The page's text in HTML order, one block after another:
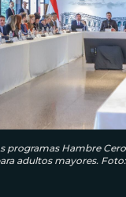
programas Hambre
adultos mayores.